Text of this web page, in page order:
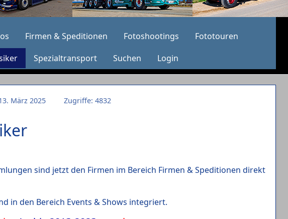
Firmen & Speditionen Fotoshootings
Fototouren
Spezialtransport Suchen Login
März 2025 Zugriffe: 4832
sind jetzt den Firmen im Bereich Firmen & Speditionen direkt
in den Bereich Events & Shows integriert.